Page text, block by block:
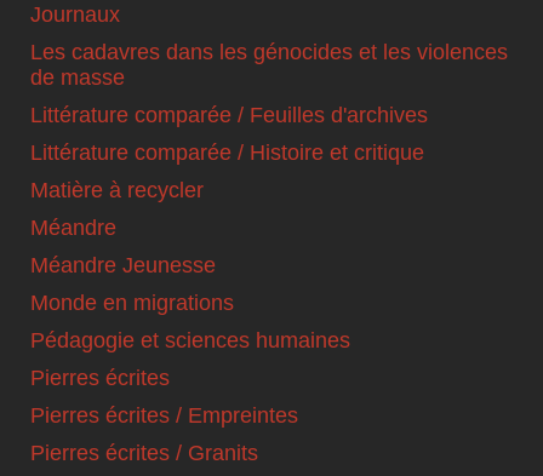
Journaux
Les cadavres dans les génocides et les violences
de masse
Littérature comparée / Feuilles d'archives
Littérature comparée / Histoire et critique
Matière à recycler
Méandre
Méandre Jeunesse
Monde en migrations
Pédagogie et sciences humaines
Pierres écrites
Pierres écrites / Empreintes
Pierres écrites / Granits